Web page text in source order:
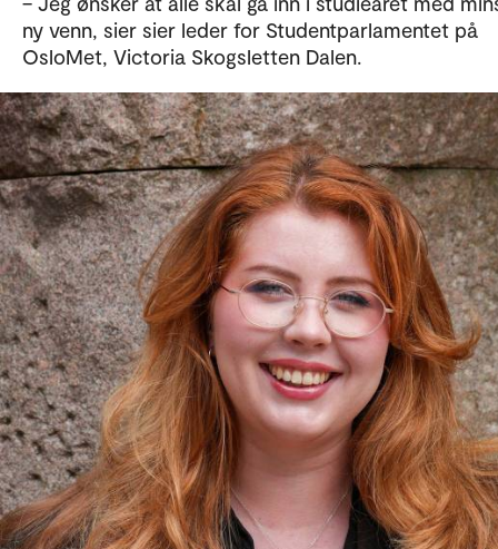
ny venn, sier sier leder for Studentparlamentet på
OsloMet, Victoria Skogsletten Dalen.